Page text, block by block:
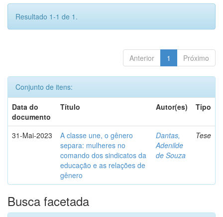
Resultado 1-1 de 1.
Anterior 1 Próximo
Conjunto de itens:
Data do
documento
Título Autor(es) Tipo
31-Mai-2023
A classe une, o gênero
separa: mulheres no
comando dos sindicatos da
educação e as relações de
gênero
Dantas,
Adenilde
de Souza
Tese
Busca facetada